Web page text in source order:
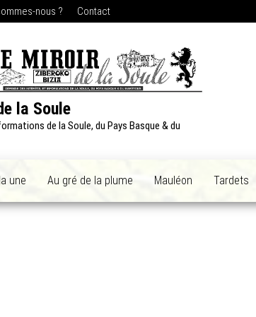
nous ? Contact
la Soule
de la Soule, du Pays Basque & du
une Au gré de la plume Mauléon Tardets